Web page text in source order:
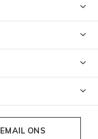
EMAIL ONS